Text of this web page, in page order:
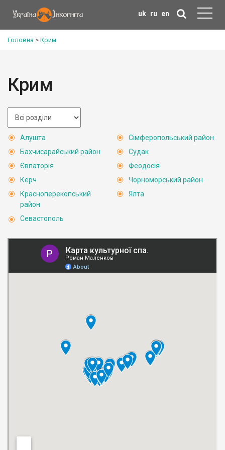
uk ru en
Головна > Крим
Крим
Алушта
Бахчисарайський район
Євпаторія
Керч
Красноперекопський
район
Севастополь
Сімферопольський район
Судак
Феодосія
Чорноморський район
Ялта